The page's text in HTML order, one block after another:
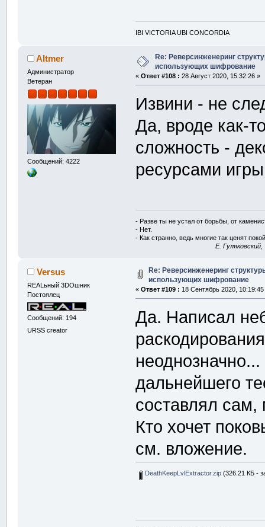
IBI VICTORIA UBI CONCORDIA
Altmer
Администратор
Ветеран
Сообщений: 4222
Re: Реверсинженеринг
использующих шифрование
«Ответ #108 : 28 Август 2020, 15:32:26 »
Извини - не
Да, вроде как-
сложность -
ресурсами
- Разве ты не устал от борьбы, от
- Нет.
- Как странно, ведь многие так ценят
E.
Versus
REALьный 3DOшник
Постоялец
Сообщений: 194
URSS creator
Re: Реверсинженеринг
использующих шифрование
«Ответ #109 : 18 Сентябрь 2020,
Да. Написал
дальнейшего
составлял сам,
Кто хочет
см. вложение.
DeathKeepLvlExtractor.zip(326.21 КБ -